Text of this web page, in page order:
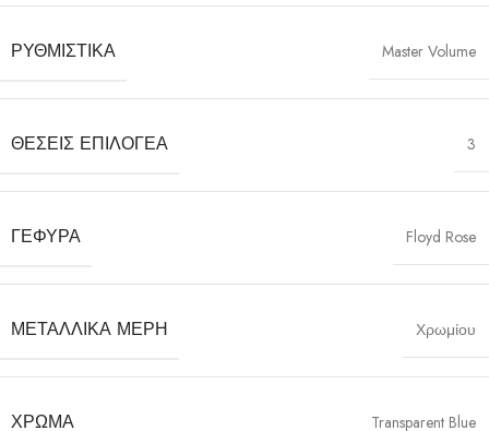
ΡΥΘΜΙΣΤΙΚΆ Master Volume
ΘΈΣΕΙΣ ΕΠΙΛΟΓΈΑ 3
ΓΈΦΥΡΑ Floyd Rose
ΜΕΤΑΛΛΙΚΆ ΜΈΡΗ Χρωμίου
ΧΡΏΜΑ Transparent Blue